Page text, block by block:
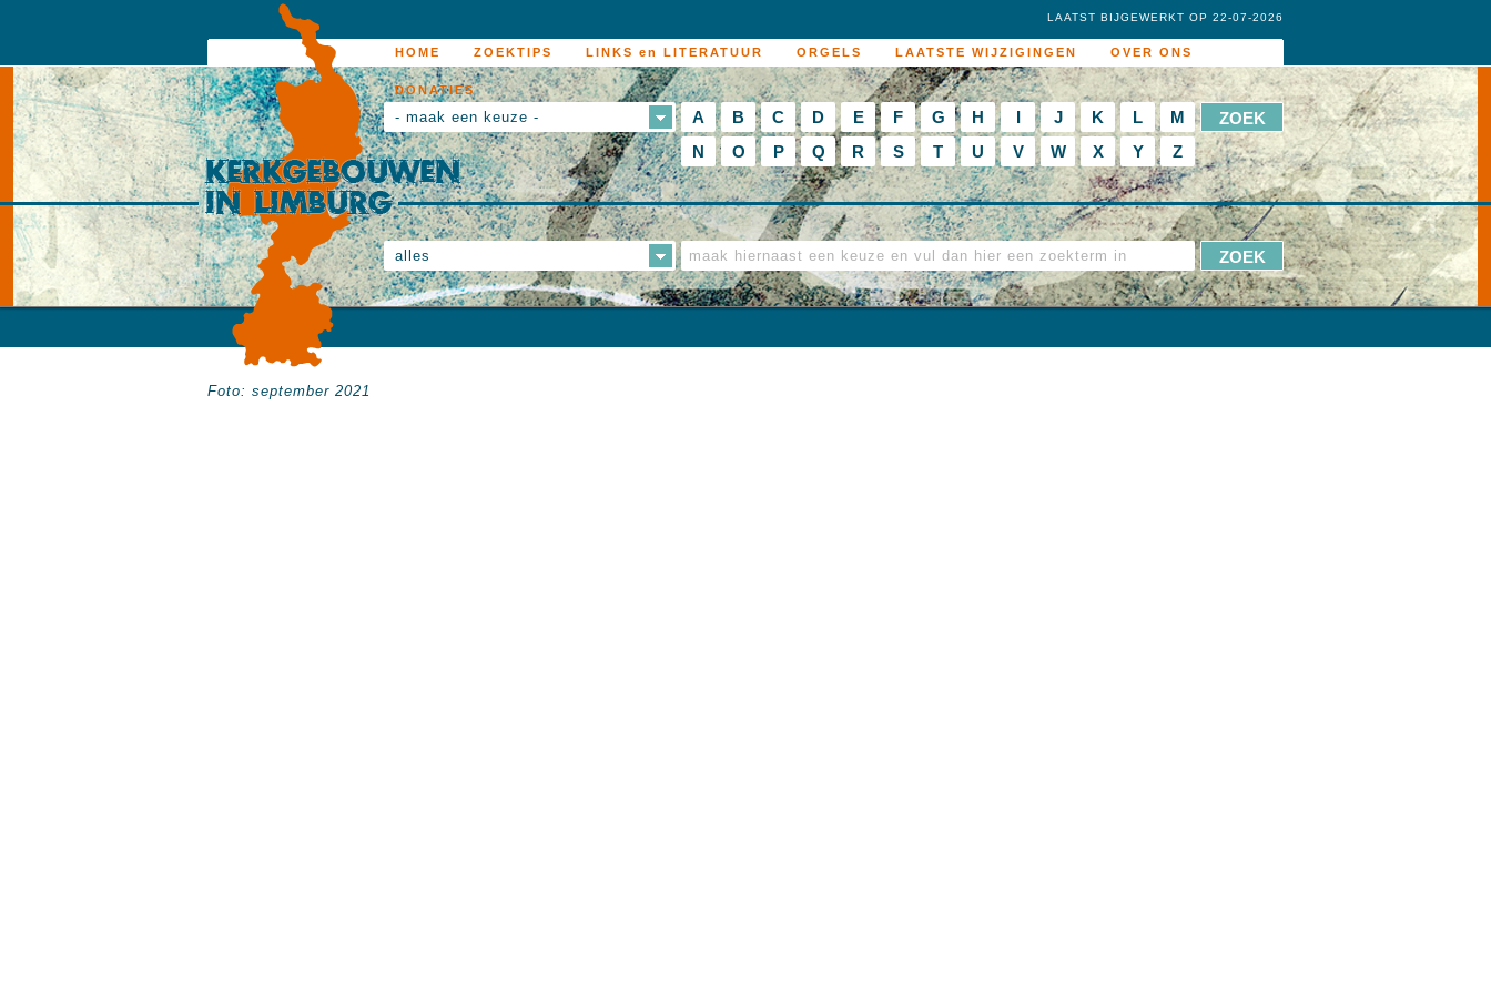
HOME ZOEKTIPS LINKS en LITERATUUR ORGELS LAATSTE WIJZIGINGEN OVER ONS
DONATIES
LAATST BIJGEWERKT OP 22-07-2026
- maak een keuze - A B C D E F G H I J K L
M
N
O P Q R S T U V W X Y Z
alles
Foto: september 2021